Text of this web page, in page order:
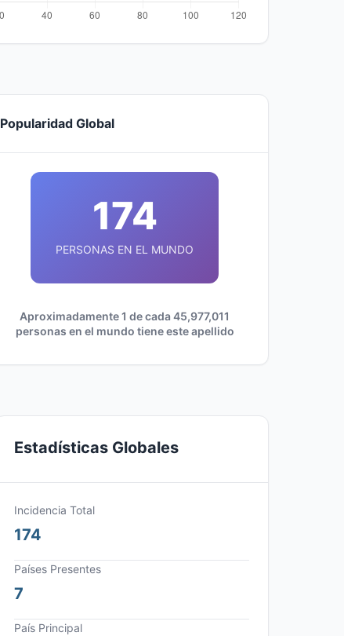
Popularidad Global
174
PERSONAS EN EL MUNDO
Aproximadamente 1 de cada 45,977,011
personas en el mundo tiene este apellido
Estadísticas Globales
Incidencia Total
174
Países Presentes
7
País Principal